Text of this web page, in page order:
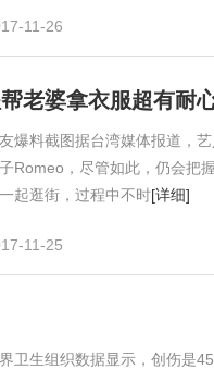
11-26
老婆拿衣服超有耐
爆料截图据台湾媒体报道，
Romeo，尽管如此，仍会把
起逛街，过程中不时[详细]
11-25
卫生组织数据显示，创伤是